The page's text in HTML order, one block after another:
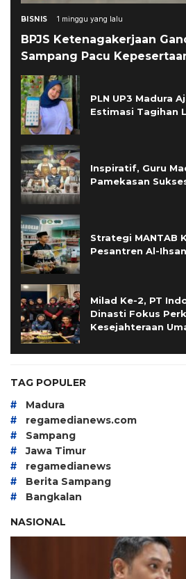
BISNIS 1 minggu yang lalu
BPJS Ketenagakerjaan
Sampang Pacu
PLN UP3 Madura
Estimasi Tagihan
Inspiratif, Guru
Pamekasan
Strategi MANTAB
Pesantren Al-
Milad Ke-2, PT
Dinasti Fokus
Kesejahteraan
TAG POPULER
# Madura
# regamedianews.com
# Sampang
# Jawa Timur
# regamedianews
# Berita Sampang
#
Bangkalan
NASIONAL